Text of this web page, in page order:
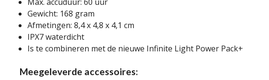
Gewicht: 168 gram
Afmetingen: 8,4 x 4,8 x 4,1 cm
IPX7 waterdicht
Is te combineren met de nieuwe Infinite Light Power Pack+
Meegeleverde accessoires: